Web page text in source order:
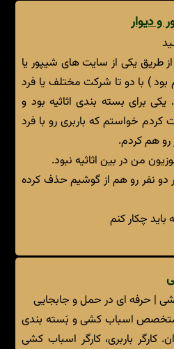
و دیوار
یکی از سایت های شیپور یا
بود ) با دو تا شرکت مختلف یا فرد
برای بسته بندی اثاثیه بود و
کردم خواستم که باربری رو با فرد
رو هم کردم.
من در بین اثاثیه نبود.
دو نفر رو هم از گوشیم حذف کرده
باید چکار کنم
کشی | حرفه ای در حمل و جابجایی
متخصص اسباب کشی و بَسته بندی
کارگر باربری، کارگر اسباب کشی